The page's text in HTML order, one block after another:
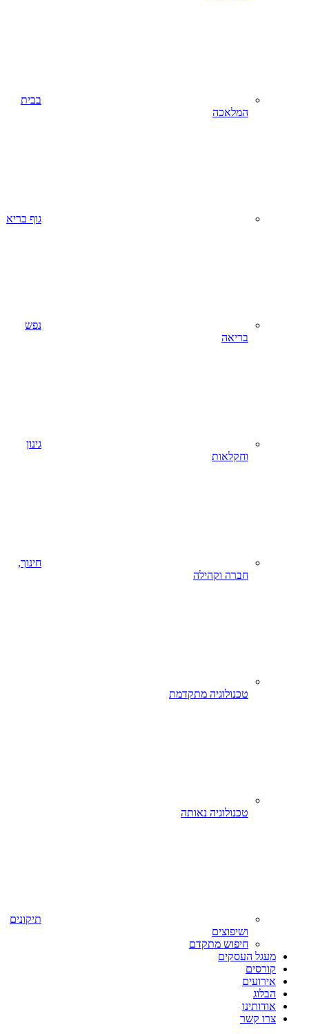
בבית
המלאכה
גוף בריא
נפש
בריאה
גינון
וחקלאות
חינוך,
חברה וקהילה
טכנולוגיה מתקדמת
טכנולוגיה נאותה
תיקונים
ושיפוצים
חיפוש מתקדם
מעגל העסקים
קורסים
אירועים
הבלוג
אודותינו
צרו קשר